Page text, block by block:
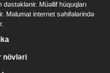
Müəllif hüquqları
Məlumat internet səhifələrində
növləri